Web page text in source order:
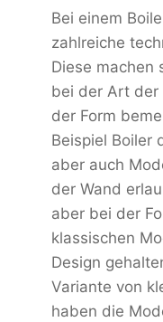
Bei einem
zahlreiche
Diese machen
bei der Art der
der Form
Beispiel Boiler
aber auch
der Wand
aber bei der
klassischen
Design
Variante von
haben die